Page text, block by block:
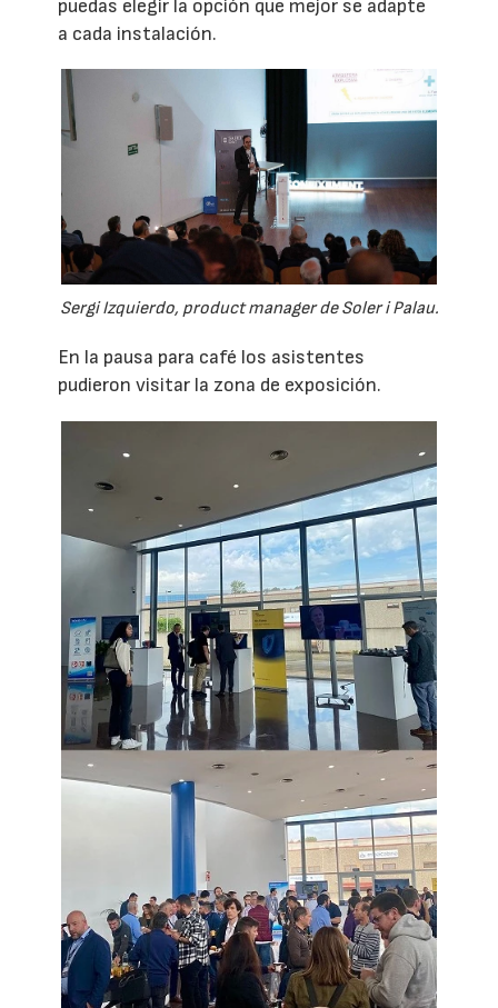
puedas elegir la opción que mejor se adapte
a cada instalación.
Sergi Izquierdo, product manager de Soler i Palau.
En la pausa para café los asistentes
pudieron visitar la zona de exposición.